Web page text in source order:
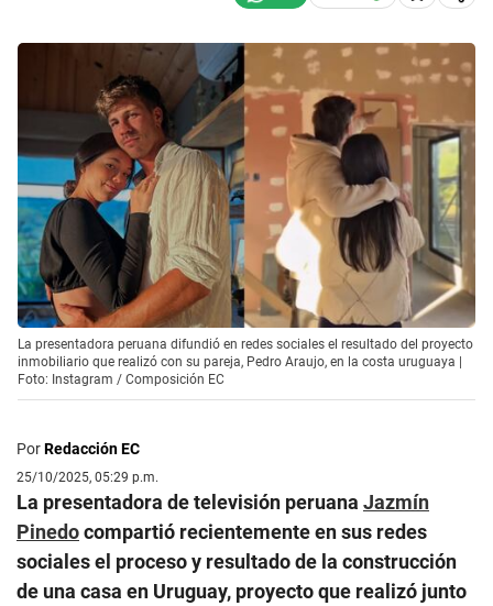
La presentadora peruana difundió en redes sociales el resultado del proyecto
inmobiliario que realizó con su pareja, Pedro Araujo, en la costa uruguaya |
Foto: Instagram / Composición EC
PorRedacción EC
25/10/2025, 05:29 p.m.
La presentadora de televisión peruana Jazmín
Pinedocompartió recientemente en sus redes
sociales el proceso y resultado de la construcción
de una casa en Uruguay, proyecto que realizó junto